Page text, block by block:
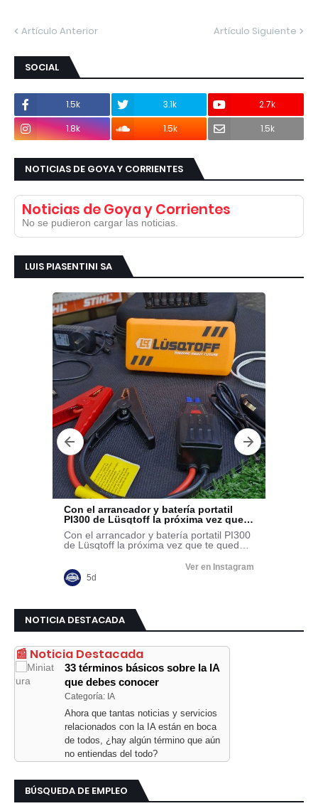
Artículo Anterior Artículo Siguiente
SOCIAL
1.5k 3.1k
2.7k
1.8k
1.5k 1.5k
NOTICIAS DE GOYA Y CORRIENTES
Noticias de Goya y Corrientes
No se pudieron cargar las noticias.
LUIS PIASENTINI SA
NOTICIA DESTACADA
📰 Noticia Destacada
33 términos básicos sobre la IA
que debes conocer
Categoría: IA
Ahora que tantas noticias y servicios
relacionados con la IA están en boca
de todos, ¿hay algún término que aún
no entiendas del todo?
BÚSQUEDA DE EMPLEO